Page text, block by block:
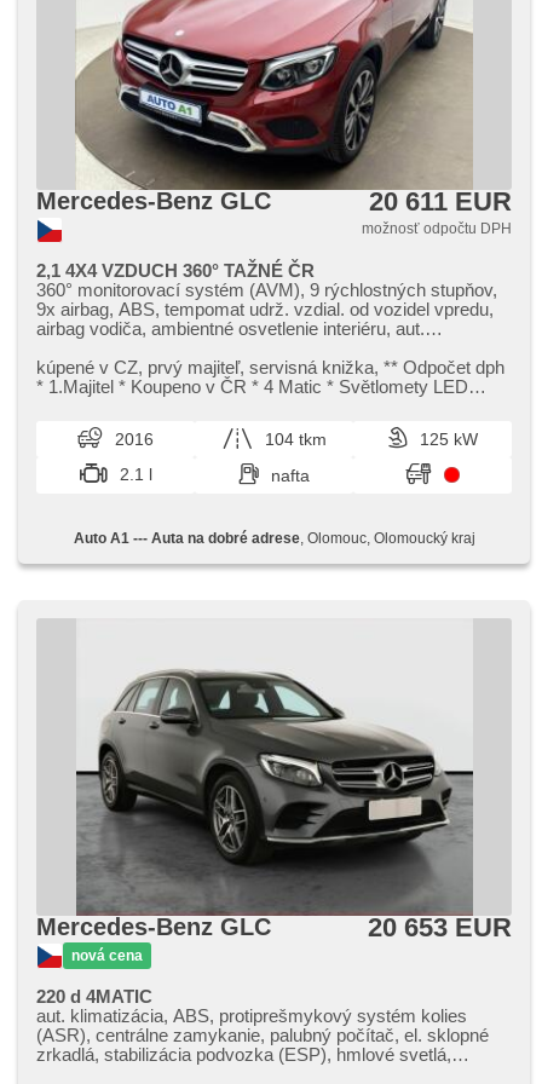
Mercedes-Benz GLC 20 611 EUR
možnosť odpočtu DPH
2,1 4X4 VZDUCH 360° TAŽNÉ ČR
360° monitorovací systém (AVM), 9 rýchlostných stupňov,
9x airbag, ABS, tempomat udrž. vzdial. od vozidel vpredu,
airbag vodiča, ambientné osvetlenie interiéru, aut.
asistent, CD prehrávač, centrál diaľkový, centrálne
zamykanie, deaktivácia airbagu spolujazdca, dvojzónová
zařízení, el. vieko zavazadlového priestora, el. zrkadlá,
elektronická ručná brzda, stráženie jazdného pruhu,
stráženie mŕtveho uhla, imobilizér, isofix, klimatizácia,
poťahy koža, LED denné svietenie, hliníkové kolesá,
kamera, parkovacie senzory predné, parkovacie senzory
zadné, pérovanie vzduch, pohon 4 x 4, posilňovač riadenia,
satelitná navigácia, senzor opotrebenia brzdových dostičiek,
tlačítkom, strešný nosič, USB, vonkajší teplomer, voľba
jazdného režimu, vyhrievané sedadlá, vyhřívaná zadní
sedadla, vyhrievané zrkadlá, výškovo nastaviteľné sedadlá,
zadný stierač, zadné svetlá LED
kúpené v CZ,​ prvý majiteľ,​ servisná knižka,​ ​*​* Odpočet dph ​
* 1.Majitel ​* Koupeno v ČR ​* 4 Matic ​* Světlomety LED
2016 104 tkm
125 kW
2.1 l
nafta
Auto A1 --- Auta na dobré adrese, Olomouc, Olomoucký kraj
Mercedes-Benz GLC
nová cena
20 653 EUR
220 d 4MATIC
aut. klimatizácia, ABS, protiprešmykový systém kolies
(ASR), centrálne zamykanie, palubný počítač, el. sklopné
zrkadlá, stabilizácia podvozka (ESP), hmlové svetlá,